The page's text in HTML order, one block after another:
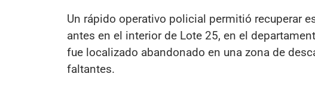
Un rápido operativo policial permitió recuperar
antes en el interior de Lote 25, en el
fue localizado abandonado en una zona de
faltantes.